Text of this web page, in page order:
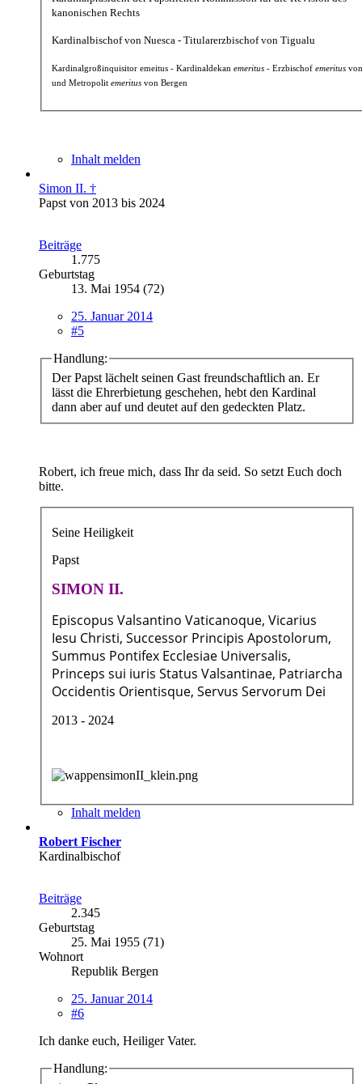
kanonischen Rechts
Kardinalbischof von Nuesca - Titularerzbischof von Tigualu
Kardinalgroßinquisitor emeitus - Kardinaldekan emeritus - Erzbischof emeritus
und Metropolit emeritus von Bergen
Inhalt melden
Simon II. †
Papst von 2013 bis 2024
Beiträge
1.775
Geburtstag
13. Mai 1954 (72)
25. Januar 2014
#5
Handlung:
Der Papst lächelt seinen Gast freundschaftlich an. Er
lässt die Ehrerbietung geschehen, hebt den Kardinal
dann aber auf und deutet auf den gedeckten Platz.
Robert, ich freue mich, dass Ihr da seid. So setzt Euch doch
bitte.
Seine Heiligkeit
Papst
SIMON II.
Episcopus Valsantino Vaticanoque, Vicarius
Iesu Christi, Successor Principis Apostolorum,
Summus Pontifex Ecclesiae Universalis,
Princeps sui iuris Status Valsantinae, Patriarcha
Occidentis Orientisque, Servus Servorum Dei
2013 - 2024
Inhalt melden
Robert Fischer
Kardinalbischof
Beiträge
2.345
Geburtstag
25. Mai 1955 (71)
Wohnort
Republik Bergen
25. Januar 2014
#6
Ich danke euch, Heiliger Vater.
Handlung: